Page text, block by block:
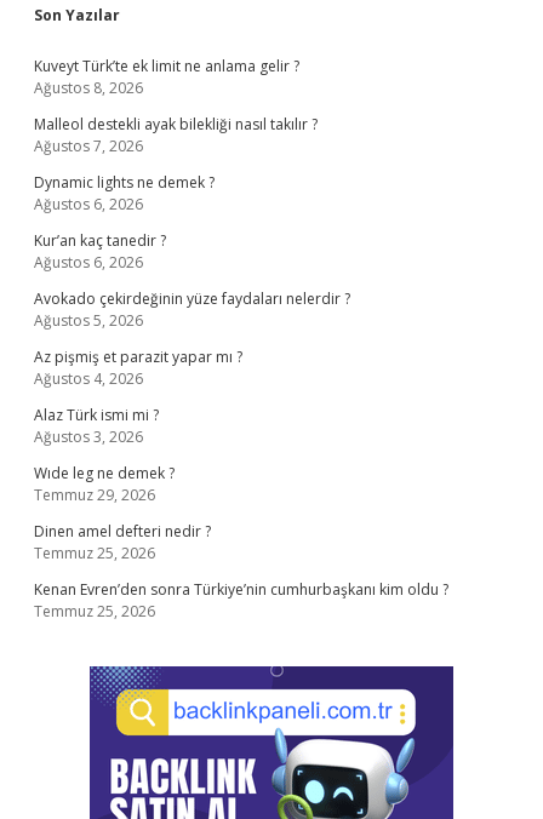
Sidebar
Son Yazılar
Kuveyt Türk’te ek limit ne anlama gelir ?
Ağustos 8, 2026
Malleol destekli ayak bilekliği nasıl takılır ?
Ağustos 7, 2026
Dynamic lights ne demek ?
Ağustos 6, 2026
Kur’an kaç tanedir ?
Ağustos 6, 2026
Avokado çekirdeğinin yüze faydaları nelerdir ?
Ağustos 5, 2026
Az pişmiş et parazit yapar mı ?
Ağustos 4, 2026
Alaz Türk ismi mi ?
Ağustos 3, 2026
Wıde leg ne demek ?
Temmuz 29, 2026
Dinen amel defteri nedir ?
Temmuz 25, 2026
Kenan Evren’den sonra Türkiye’nin cumhurbaşkanı kim oldu ?
Temmuz 25, 2026